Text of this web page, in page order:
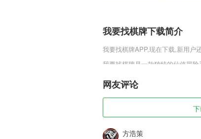
我要找棋牌下载简介
我要找棋牌APP,现在下载,新用户
我要找棋牌是一款独特的仙侠冒
游戏变得更加有趣。
我要找棋牌软件特色
1,在平台能够输入需要的信息，
2,支持多视图分析，各视图之间只
网友评论
方浩策